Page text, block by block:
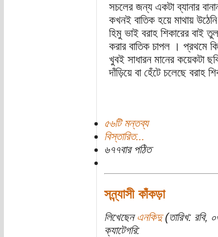
সচলের জন্য একটা ব্যানার
কখনই বাতিক হয়ে মাথায়
হিমু ভাই বরাহ শিকারের বাই
করার বাতিক চাপল । প্রথমে
খুবই সাধারন মানের কয়েকটা
দাঁড়িয়ে বা হেঁটে চলেছে বরাহ
৫৬টি মন্তব্য
বিস্তারিত...
৬৭৭বার পঠিত
সন্ন্যাসী কাঁকড়া
লিখেছেন এনকিদু(তারিখ: রবি,
ক্যাটেগরি: